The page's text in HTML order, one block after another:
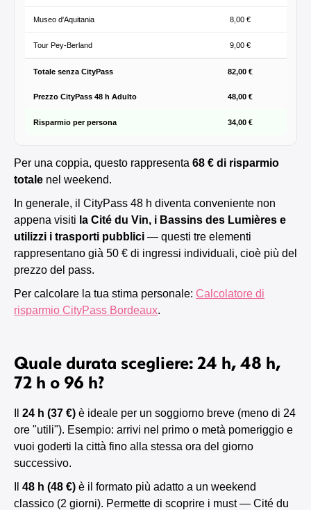
Museo d'Aquitania 8,00 €
Tour Pey-Berland 9,00 €
Totale senza CityPass 82,00 €
Prezzo CityPass 48 h Adulto 48,00 €
Risparmio per persona 34,00 €
Per una coppia, questo rappresenta 68 € di risparmio
totale nel weekend.
In generale, il CityPass 48 h diventa conveniente non
appena visiti la Cité du Vin, i Bassins des Lumières e
utilizzi i trasporti pubblici — questi tre elementi
rappresentano già 50 € di ingressi individuali, cioè più del
prezzo del pass.
Per calcolare la tua stima personale: Calcolatore di
risparmio CityPass Bordeaux.
Quale durata scegliere: 24 h, 48 h,
72 h o 96 h?
24 h (37 €) è ideale per un soggiorno breve (meno di 24
ore "utili"). Esempio: arrivi nel primo o metà pomeriggio e
vuoi goderti la città fino alla stessa ora del giorno
successivo.
48 h (48 €) è il formato più adatto a un weekend
classico (2 giorni). Permette di scoprire i must — Cité du